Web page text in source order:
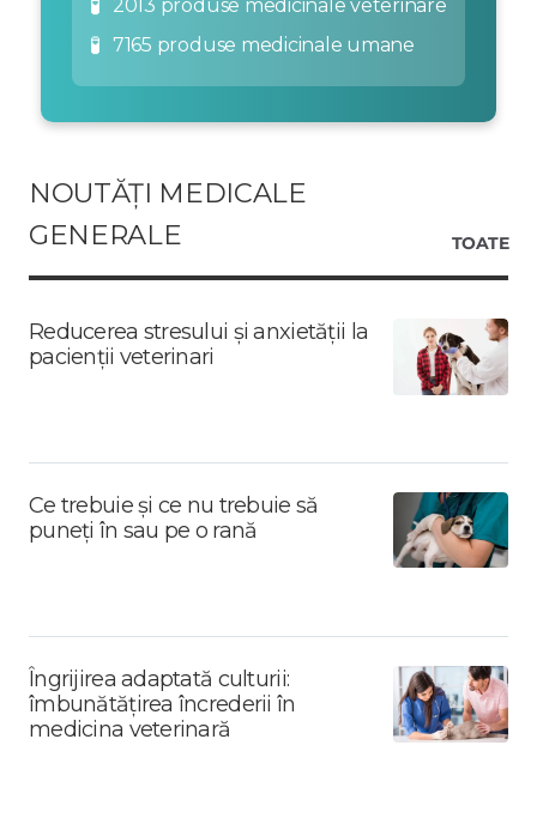
🧪 2013 produse medicinale veterinare
🧪 7165 produse medicinale umane
NOUTĂȚI MEDICALE
GENERALE
TOATE
Reducerea stresului și anxietății la
pacienții veterinari
Ce trebuie și ce nu trebuie să
puneți în sau pe o rană
Îngrijirea adaptată culturii:
îmbunătățirea încrederii în
medicina veterinară